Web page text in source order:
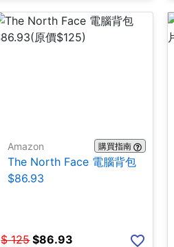
Amazon 購買指南
The North Face 電腦背包
$86.93
$ 125 $86.93